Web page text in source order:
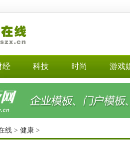
经 科技 时尚 游戏
线 > 健康 >